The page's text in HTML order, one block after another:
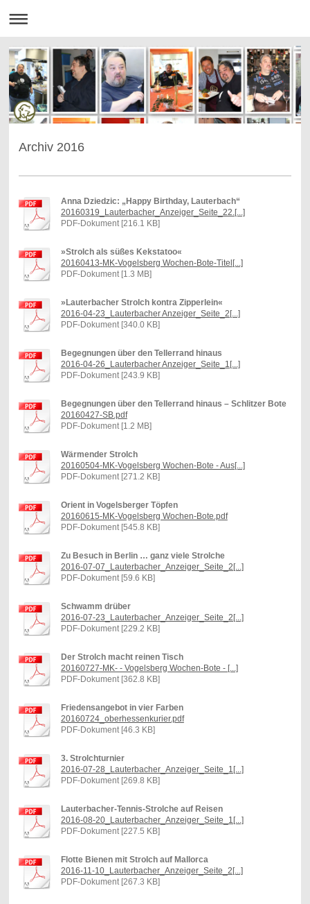
Archiv 2016
Anna Dziedzic: „Happy Birthday, Lauterbach“
20160319_Lauterbacher_Anzeiger_Seite_22.[...]
PDF-Dokument [216.1 KB]
»Strolch als süßes Kekstatoo«
20160413-MK-Vogelsberg Wochen-Bote-Titel[...]
PDF-Dokument [1.3 MB]
»Lauterbacher Strolch kontra Zipperlein«
2016-04-23_Lauterbacher Anzeiger_Seite_2[...]
PDF-Dokument [340.0 KB]
Begegnungen über den Tellerrand hinaus
2016-04-26_Lauterbacher Anzeiger_Seite_1[...]
PDF-Dokument [243.9 KB]
Begegnungen über den Tellerrand hinaus – Schlitzer Bote
20160427-SB.pdf
PDF-Dokument [1.2 MB]
Wärmender Strolch
20160504-MK-Vogelsberg Wochen-Bote - Aus[...]
PDF-Dokument [271.2 KB]
Orient in Vogelsberger Töpfen
20160615-MK-Vogelsberg Wochen-Bote.pdf
PDF-Dokument [545.8 KB]
Zu Besuch in Berlin … ganz viele Strolche
2016-07-07_Lauterbacher_Anzeiger_Seite_2[...]
PDF-Dokument [59.6 KB]
Schwamm drüber
2016-07-23_Lauterbacher_Anzeiger_Seite_2[...]
PDF-Dokument [229.2 KB]
Der Strolch macht reinen Tisch
20160727-MK- - Vogelsberg Wochen-Bote - [...]
PDF-Dokument [362.8 KB]
Friedensangebot in vier Farben
20160724_oberhessenkurier.pdf
PDF-Dokument [46.3 KB]
3. Strolchturnier
2016-07-28_Lauterbacher_Anzeiger_Seite_1[...]
PDF-Dokument [269.8 KB]
Lauterbacher-Tennis-Strolche auf Reisen
2016-08-20_Lauterbacher_Anzeiger_Seite_1[...]
PDF-Dokument [227.5 KB]
Flotte Bienen mit Strolch auf Mallorca
2016-11-10_Lauterbacher_Anzeiger_Seite_2[...]
PDF-Dokument [267.3 KB]